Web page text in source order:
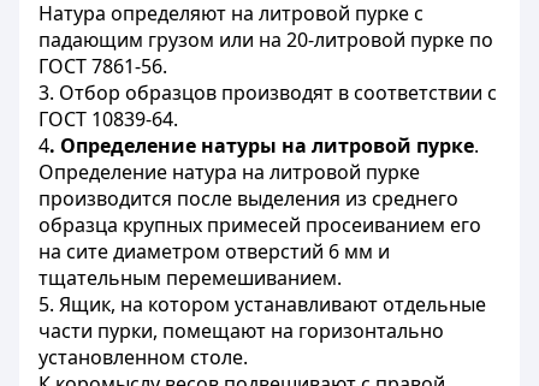
Натура определяют на литровой пурке с
падающим грузом или на 20-литровой пурке по
ГОСТ 7861-56.
3. Отбор образцов производят в соответствии с
ГОСТ 10839-64.
4. Определение натуры на литровой пурке.
Определение натура на литровой пурке
производится после выделения из среднего
образца крупных примесей просеиванием его
на сите диаметром отверстий 6 мм и
тщательным перемешиванием.
5. Ящик, на котором устанавливают отдельные
части пурки, помещают на горизонтально
установленном столе.